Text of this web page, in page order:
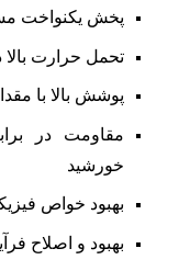
پخش یکنواخت
تحمل حرارت بالا
پوشش بالا با
خورشید
بهبود خواص
بهبود و اصلاح